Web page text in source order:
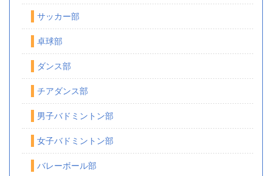
サッカー部
卓球部
ダンス部
チアダンス部
男子バドミントン部
女子バドミントン部
バレーボール部